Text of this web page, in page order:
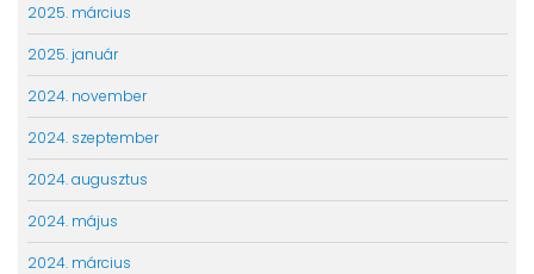
2025. március
2025. január
2024. november
2024. szeptember
2024. augusztus
2024. május
2024. március